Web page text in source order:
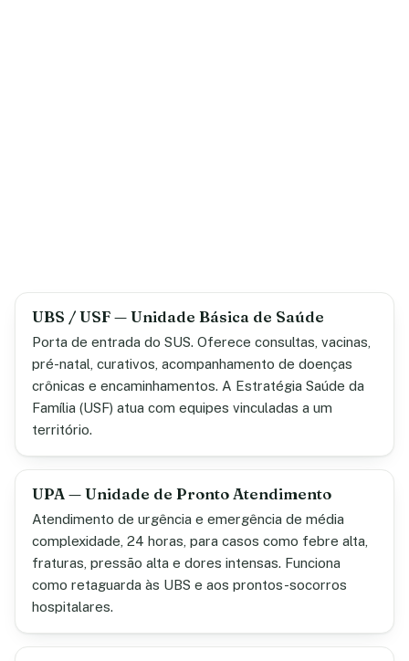
UBS / USF — Unidade Básica de Saúde
Porta de entrada do SUS. Oferece consultas, vacinas,
pré-natal, curativos, acompanhamento de doenças
crônicas e encaminhamentos. A Estratégia Saúde da
Família (USF) atua com equipes vinculadas a um
território.
UPA — Unidade de Pronto Atendimento
Atendimento de urgência e emergência de média
complexidade, 24 horas, para casos como febre alta,
fraturas, pressão alta e dores intensas. Funciona
como retaguarda às UBS e aos prontos-socorros
hospitalares.